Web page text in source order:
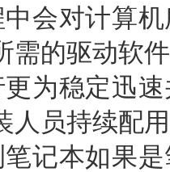
对计算机
需的驱动软
稳定迅速
人员持续配
本如果是